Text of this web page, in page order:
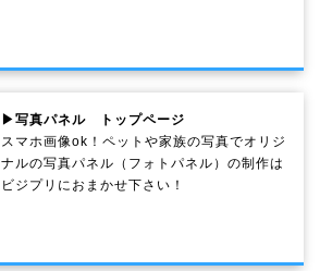
▶写真パネル トップページ
スマホ画像ok！ペットや家族の写真でオリジ
ナルの写真パネル（フォトパネル）の制作は
ビジプリにおまかせ下さい！